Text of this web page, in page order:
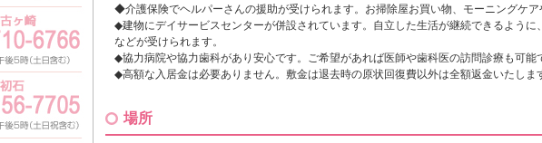
◆介護保険でヘルパーさんの援助が受けられます。お掃除屋お買い物、モーニングケ
◆建物にデイサービスセンターが併設されています。自立した生活が継続できるよう
などが受けられます。
◆協力病院や協力歯科があり安心です。ご希望があれば医師や歯科医の訪問診療も可能
◆高額な入居金は必要ありません。敷金は退去時の原状回復費以外は全額返金いたしま
場所